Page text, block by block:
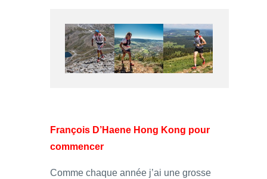
François D’Haene Hong Kong pour
commencer
Comme chaque année j’ai une grosse